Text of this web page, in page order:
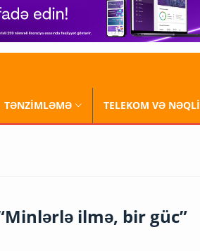
TƏNZİMLƏMƏ TELEKOM VƏ
ilmə, bir güc”